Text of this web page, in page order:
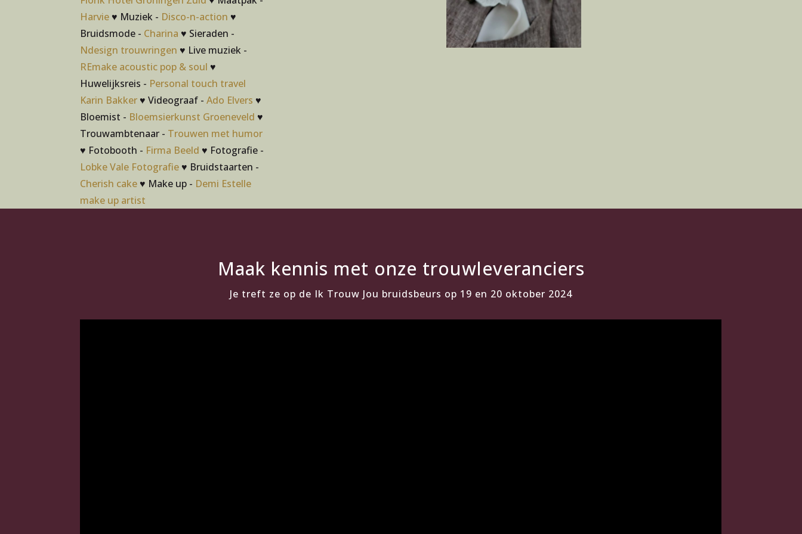
Harvie ♥ Muziek - Disco-n-action ♥
Bruidsmode - Charina ♥ Sieraden -
Ndesign trouwringen ♥ Live muziek -
REmake acoustic pop & soul ♥
Huwelijksreis - Personal touch travel
Karin Bakker ♥ Videograaf -Ado Elvers ♥
Bloemist - Bloemsierkunst Groeneveld ♥
Trouwambtenaar - Trouwen met humor
♥ Fotobooth - Firma Beeld ♥ Fotografie -
Lobke Vale Fotografie ♥ Bruidstaarten -
Cherish cake ♥ Make up - Demi Estelle
make up artist
Maak kennis met onze trouwleveranciers
Je treft ze op de Ik Trouw Jou bruidsbeurs op 19 en 20 oktober 2024